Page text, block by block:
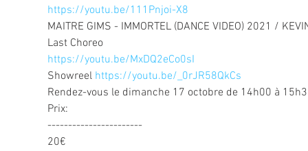
https://youtu.be/111Pnjoi-X8
MAITRE GIMS - IMMORTEL (DANCE VIDEO) 2021 /
Last Choreo
https://youtu.be/MxDQ2eCo0sI
Showreel https://youtu.be/_0rJR58QkCs
Rendez-vous le dimanche 17 octobre de 14h00 à
Prix:
-----------------------
20€